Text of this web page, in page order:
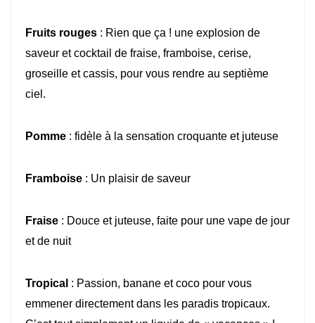
Fruits rouges : Rien que ça ! une explosion de
saveur et cocktail de fraise, framboise, cerise,
groseille et cassis, pour vous rendre au septième
ciel.
Pomme : fidèle à la sensation croquante et juteuse
Framboise : Un plaisir de saveur
Fraise : Douce et juteuse, faite pour une vape de jour
et de nuit
Tropical : Passion, banane et coco pour vous
emmener directement dans les paradis tropicaux.